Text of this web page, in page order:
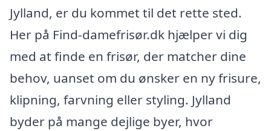
Jylland, er du kommet til det rette sted.
Her på Find-damefrisør.dk hjælper vi dig
med at finde en frisør, der matcher dine
behov, uanset om du ønsker en ny frisure,
klipning, farvning eller styling. Jylland
byder på mange dejlige byer, hvor